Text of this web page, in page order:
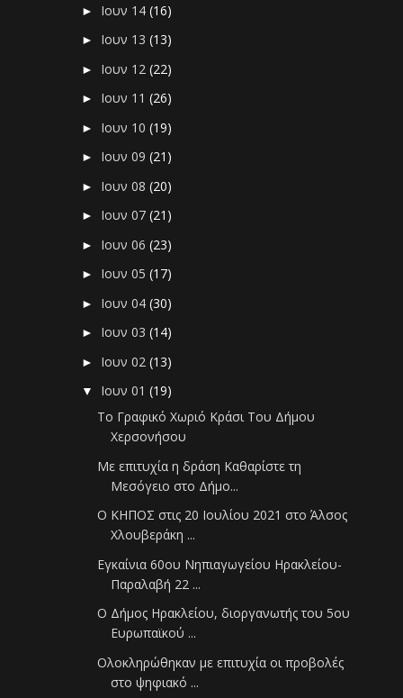
► Ιουν 14(16)
► Ιουν 13(13)
► Ιουν 12(22)
► Ιουν 11(26)
► Ιουν 10(19)
► Ιουν 09(21)
► Ιουν 08(20)
► Ιουν 07(21)
► Ιουν 06(23)
► Ιουν 05(17)
► Ιουν 04(30)
► Ιουν 03(14)
► Ιουν 02(13)
▼ Ιουν 01(19)
Το Γραφικό Χωριό Κράσι Του Δήμου
Χερσονήσου
Με επιτυχία η δράση Καθαρίστε τη
Μεσόγειο στο Δήμο...
Ο ΚΗΠΟΣ στις 20 Ιουλίου 2021 στο Άλσος
Χλουβεράκη ...
Εγκαίνια 60ου Νηπιαγωγείου Ηρακλείου-
Παραλαβή 22 ...
Ο Δήμος Ηρακλείου, διοργανωτής του 5ου
Ευρωπαϊκού ...
Ολοκληρώθηκαν με επιτυχία οι προβολές
στο ψηφιακό ...